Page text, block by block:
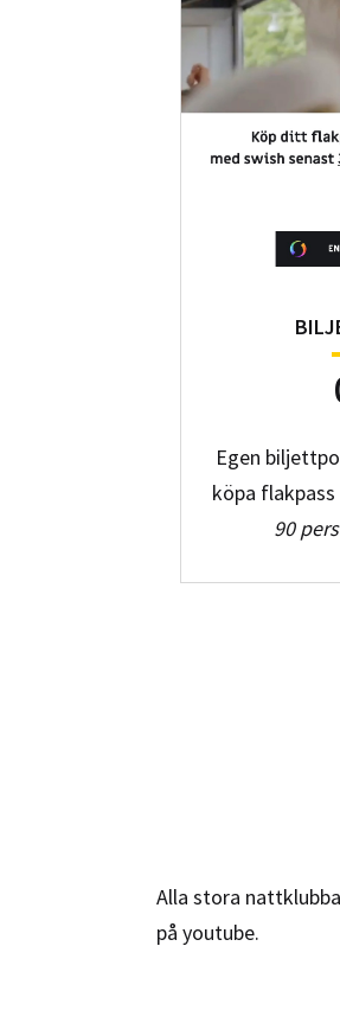
Egen
köpa flakpass
90
Alla stora
på youtube.